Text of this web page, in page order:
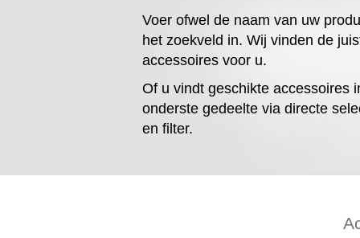
Voer ofwel de naam van uw
het zoekveld in. Wij vinden de
accessoires voor u.
Of u vindt geschikte accessoires
onderste gedeelte via directe
en filter.